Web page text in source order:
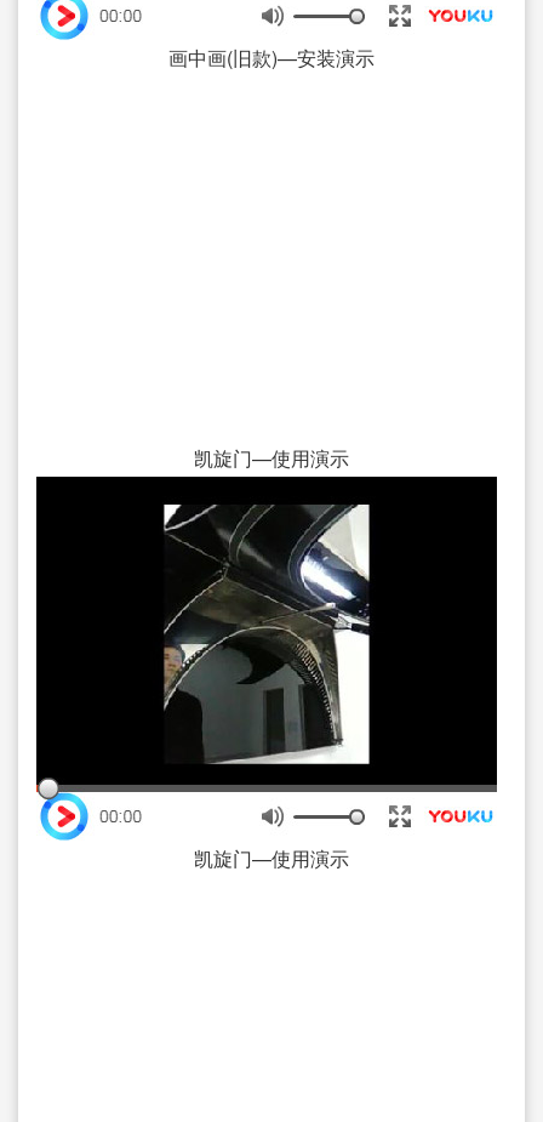
画中画(旧款)—安装演示
凯旋门—使用演示
凯旋门—使用演示